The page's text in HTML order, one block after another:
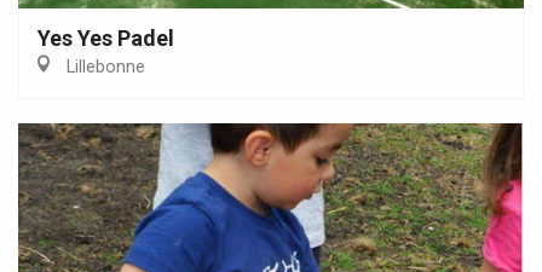
Yes Yes Padel
Lillebonne